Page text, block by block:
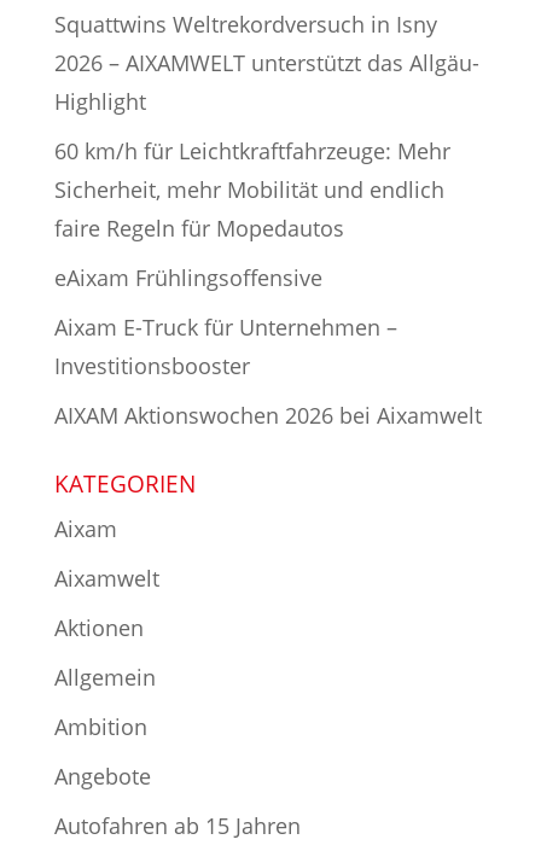
Squattwins Weltrekordversuch in Isny
2026 – AIXAMWELT unterstützt das Allgäu-
Highlight
60 km/h für Leichtkraftfahrzeuge: Mehr
Sicherheit, mehr Mobilität und endlich
faire Regeln für Mopedautos
eAixam Frühlingsoffensive
Aixam E-Truck für Unternehmen –
Investitionsbooster
AIXAM Aktionswochen 2026 bei Aixamwelt
KATEGORIEN
Aixam
Aixamwelt
Aktionen
Allgemein
Ambition
Angebote
Autofahren ab 15 Jahren